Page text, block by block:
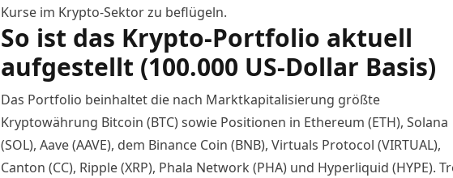
Kurse im Krypto-Sektor zu beflügeln.
So ist das Krypto-Portfolio aktuell
aufgestellt (100.000 US-Dollar Basis)
Das Portfolio beinhaltet die nach Marktkapitalisierung größte
Kryptowährung Bitcoin (BTC) sowie Positionen in Ethereum (ETH), Solana
(SOL), Aave (AAVE), dem Binance Coin (BNB), Virtuals Protocol (VIRTUAL),
Canton (CC), Ripple (XRP), Phala Network (PHA) und Hyperliquid (HYPE).